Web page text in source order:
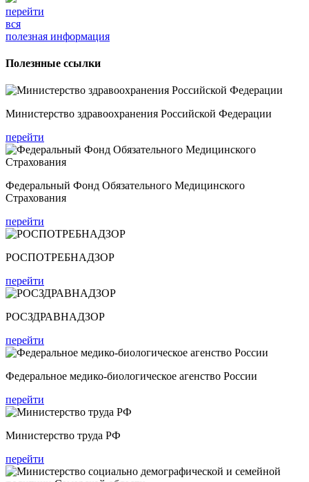
перейти
вся
полезная информация
Полезнные ссылки
Министерство здравоохранения Российской Федерации
перейти
Федеральный Фонд Обязательного Медицинского
Страхования
перейти
РОСПОТРЕБНАДЗОР
перейти
РОСЗДРАВНАДЗОР
перейти
Федеральное медико-биологическое агенство России
перейти
Министерство труда РФ
перейти